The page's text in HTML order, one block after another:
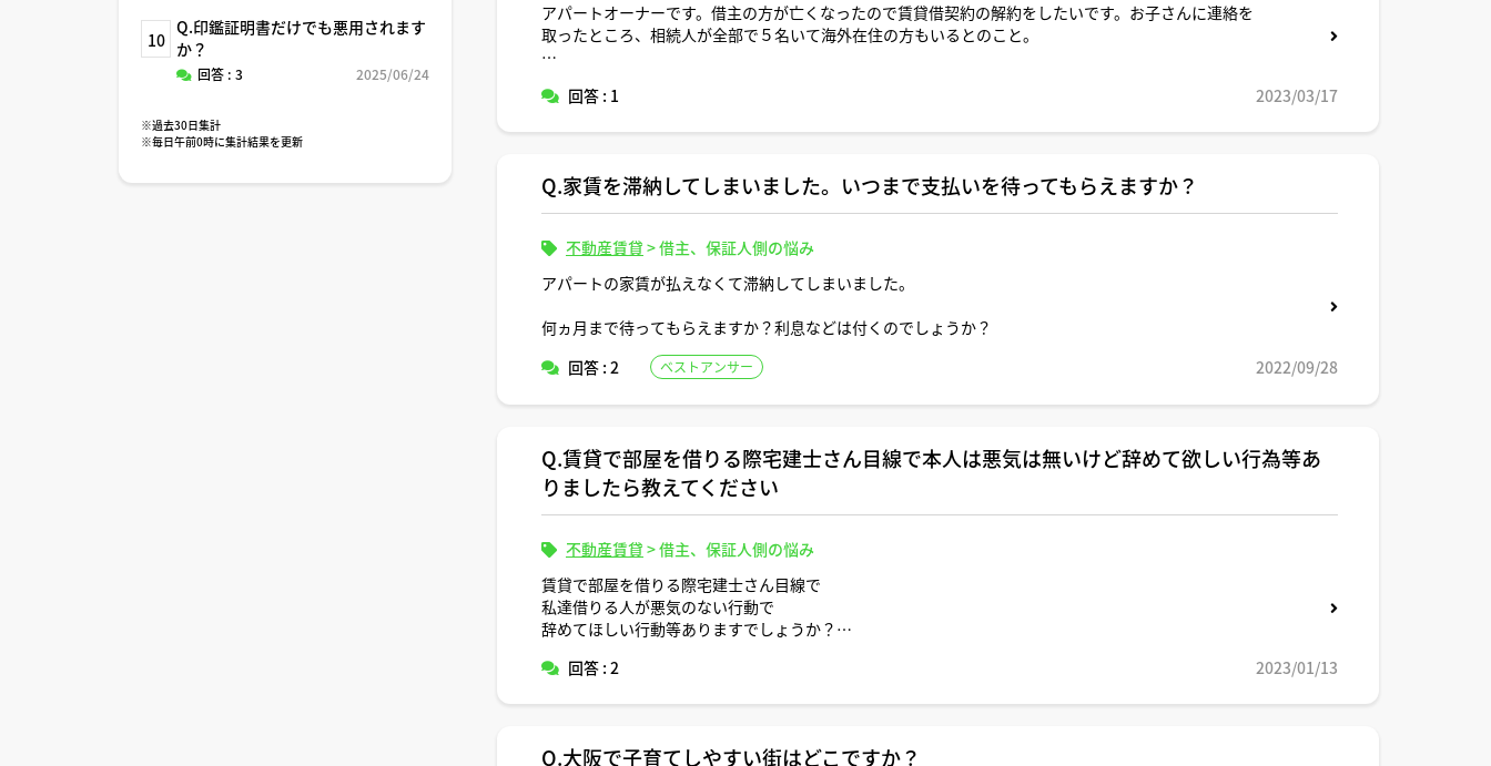
10
Q.印鑑証明書だけでも悪用されます
か？
回答 : 3 2025/06/24
※過去30日集計
※毎日午前0時に集計結果を更新
アパートオーナーです。借主の方が亡くなったので賃貸借契約の解約をしたいです。お子さんに連絡を
取ったところ、相続人が全部で５名いて海外在住の方もいるとのこと。
回答 : 1 2023/03/17
Q.家賃を滞納してしまいました。いつまで支払いを待ってもらえますか？
不動産賃貸 >借主、保証人側の悩み
アパートの家賃が払えなくて滞納してしまいました。
何ヵ月まで待ってもらえますか？利息などは付くのでしょうか？
回答 : 2
ベストアンサー 2022/09/28
Q.賃貸で部屋を借りる際宅建士さん目線で本人は悪気は無いけど辞めて欲しい行為等あ
りましたら教えてください
不動産賃貸 >借主、保証人側の悩み
賃貸で部屋を借りる際宅建士さん目線で
私達借りる人が悪気のない行動で
辞めてほしい行動等ありますでしょうか？
回答 : 2
2023/01/13
Q.大阪で子育てしやすい街はどこですか？